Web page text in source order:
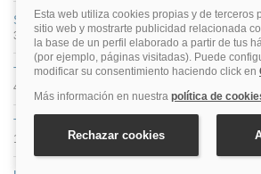
San Adrián
3 hoteles
Tafalla
4 hoteles
Tudela
15 hoteles